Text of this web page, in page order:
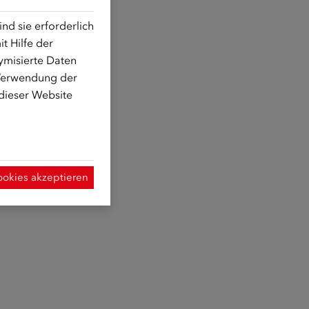
sie erforderlich
Hilfe der
Daten
der
Website
akzeptieren